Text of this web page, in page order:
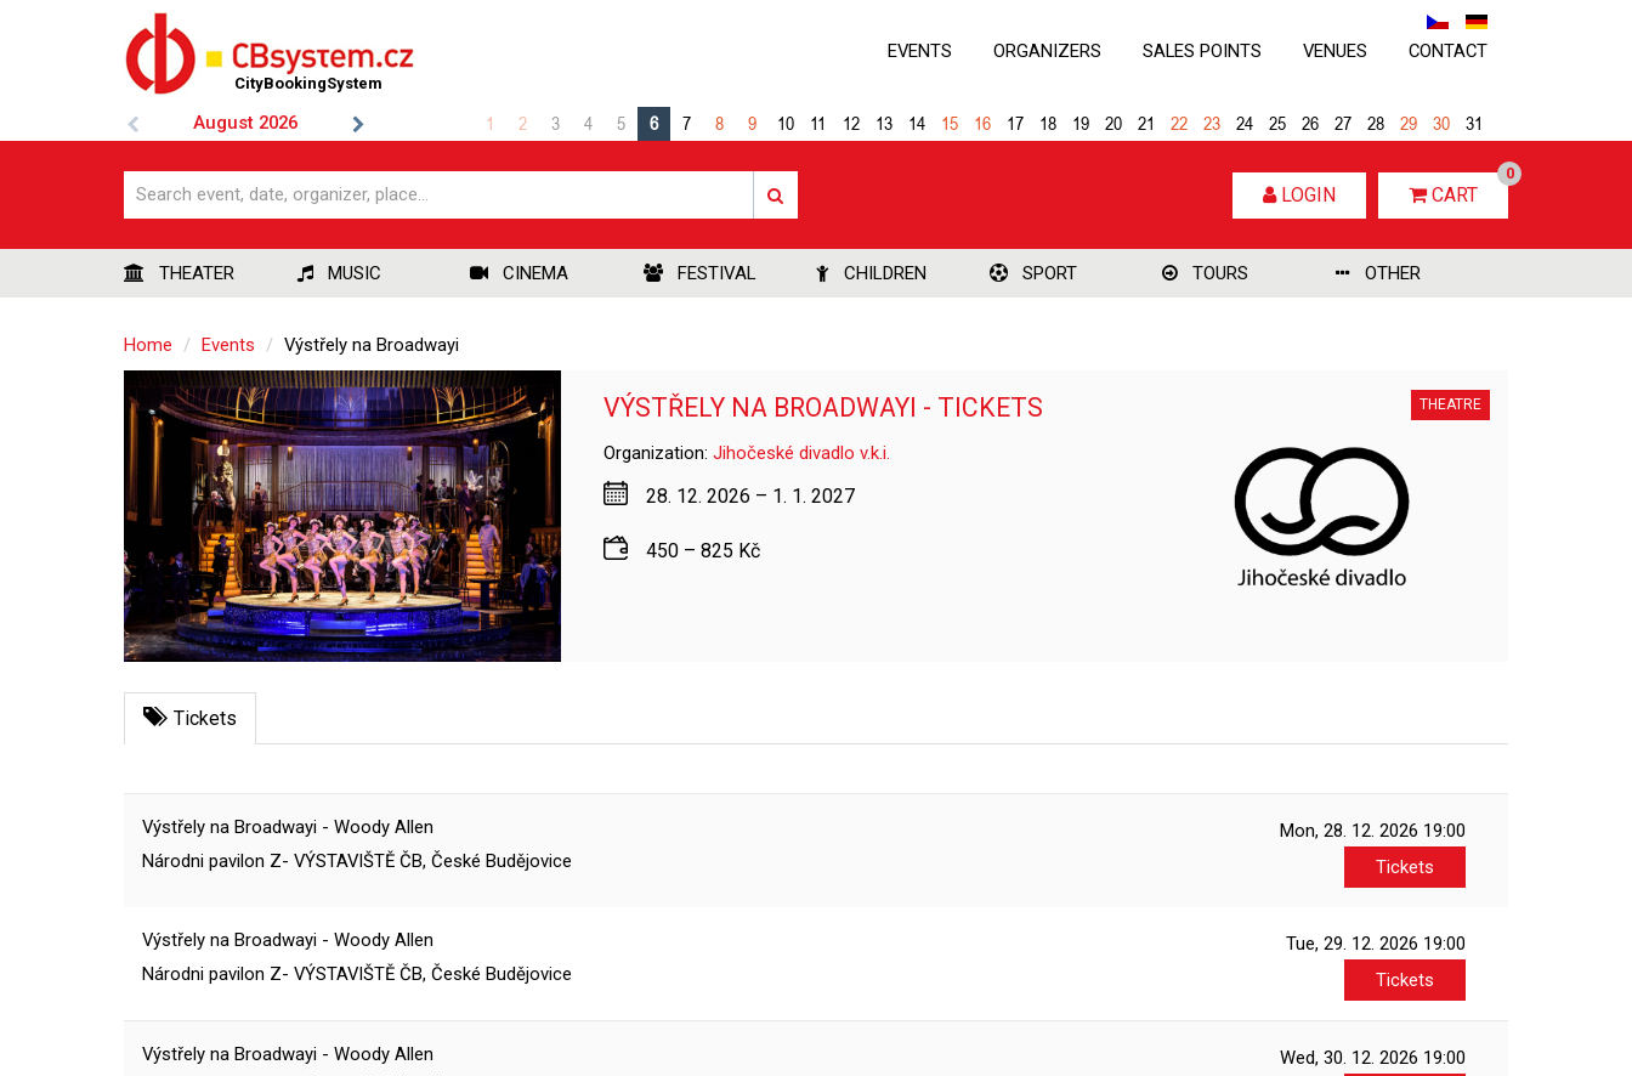
CityBookingSystem
EVENTS ORGANIZERS SALES POINTS VENUES CONTACT
LOGIN CART
0
August 2026 1 2 3 4 5 6 7 8 9 10 11 12 13 14 15 16 17 18 19 20 21 22 23 24 25 26 27 28 29 30 31
THEATER MUSIC CINEMA FESTIVAL CHILDREN SPORT TOURS OTHER
Home Events Výstřely na Broadwayi
VÝSTŘELY NA BROADWAYI - TICKETS
Organization: Jihočeské divadlo v.k.i.
28. 12. 2026 – 1. 1. 2027
450 – 825 Kč
THEATRE
Tickets
Výstřely na Broadwayi - Woody Allen
Národni pavilon Z- VÝSTAVIŠTĚ ČB, České Budějovice
Mon, 28. 12. 2026 19:00
Tickets
Výstřely na Broadwayi - Woody Allen
Národni pavilon Z- VÝSTAVIŠTĚ ČB, České Budějovice
Tue, 29. 12. 2026 19:00
Tickets
Výstřely na Broadwayi - Woody Allen
Wed, 30. 12. 2026 19:00